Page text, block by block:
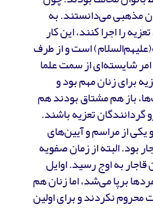
مذهبی می‌دانستند. به
را اجرا کنند، این کار
است و از طرف
شایسته‌ای از سمت علما
برای زنان مهم بود و
باز هم مشتاق بودند هم
گردانندگان تعزیه باشند.
از مراسم و آیین‌های
بود. البته از زمان صفویه
به اوج رسید. اوایل
برپا می‌شد، اما زنان هم
محروم نکردند و برای اولین